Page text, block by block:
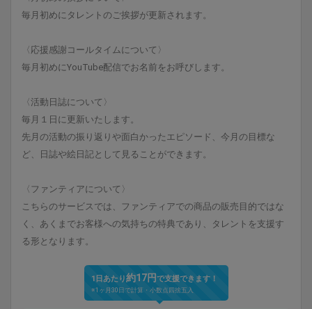
毎月初めにタレントのご挨拶が更新されます。
〈応援感謝コールタイムについて〉
毎月初めにYouTube配信でお名前をお呼びします。
〈活動日誌について〉
毎月１日に更新いたします。
先月の活動の振り返りや面白かったエピソード、今月の目標な
ど、日誌や絵日記として見ることができます。
〈ファンティアについて〉
こちらのサービスでは、ファンティアでの商品の販売目的ではな
く、あくまでお客様への気持ちの特典であり、タレントを支援す
る形となります。
1日あたり約17円で支援できます！
※1ヶ月30日で計算・小数点四捨五入